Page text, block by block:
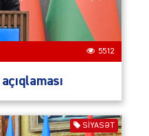
5512
SIYASƏT